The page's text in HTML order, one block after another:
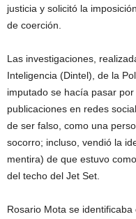
justicia y solicitó la
de coerción.
Las investigaciones,
Inteligencia (Dintel), de la
imputado se hacía pasar
publicaciones en redes
de ser falso, como una
socorro; incluso, vendió la
mentira) de que estuvo
del techo del Jet Set.
Rosario Mota se